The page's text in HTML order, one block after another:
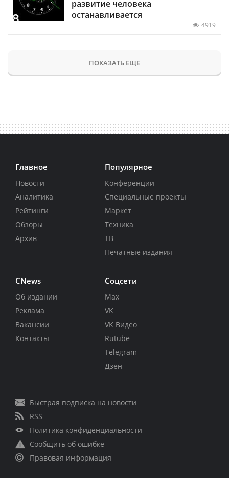
развитие человека
останавливается
4919
ПОКАЗАТЬ ЕЩЕ
Главное
Новости
Аналитика
Рейтинги
Обзоры
Архив
Популярное
Конференции
Специальные проекты
Маркет
Техника
ТВ
Печатные издания
CNews
Об издании
Реклама
Вакансии
Контакты
Соцсети
Max
VK
VK Видео
Rutube
Telegram
Дзен
Быстрая подписка на новости
RSS
Политика конфиденциальности
Сообщить об ошибке
Правовая информация